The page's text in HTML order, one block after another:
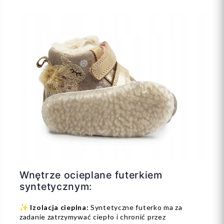
Wnętrze ocieplane futerkiem
syntetycznym:
✨ Izolacja cieplna:Syntetyczne futerko ma za
zadanie zatrzymywać ciepło i chronić przez